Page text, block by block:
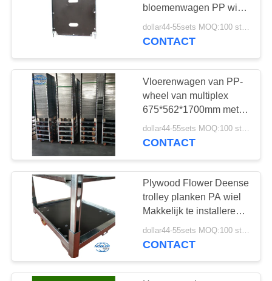
bloemenwagen PP wiel
verstelbare hoogte
dollar44-55sets MOQ:100 stuks
CONTACT
Vloerenwagen van PP-
wheel van multiplex
675*562*1700mm met
verstelbare hoogte
dollar44-55sets MOQ:100 stuks
CONTACT
Plywood Flower Deense
trolley planken PA wiel
Makkelijk te installeren
675*562*1700mm
CONTACT